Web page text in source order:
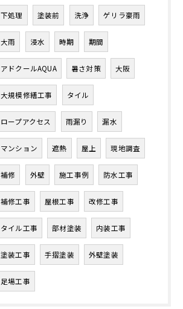
下処理 塗装前 洗浄 ゲリラ豪雨
大雨 浸水 時期 期間
アドクールAQUA 暑さ対策 大阪
大規模修繕工事 タイル
ロープアクセス 雨漏り 漏水
マンション 遮熱 屋上 現地調査
補修 外壁 施工事例 防水工事
補修工事 屋根工事 改修工事
タイル工事 部材塗装 内装工事
塗装工事 手摺塗装 外壁塗装
足場工事